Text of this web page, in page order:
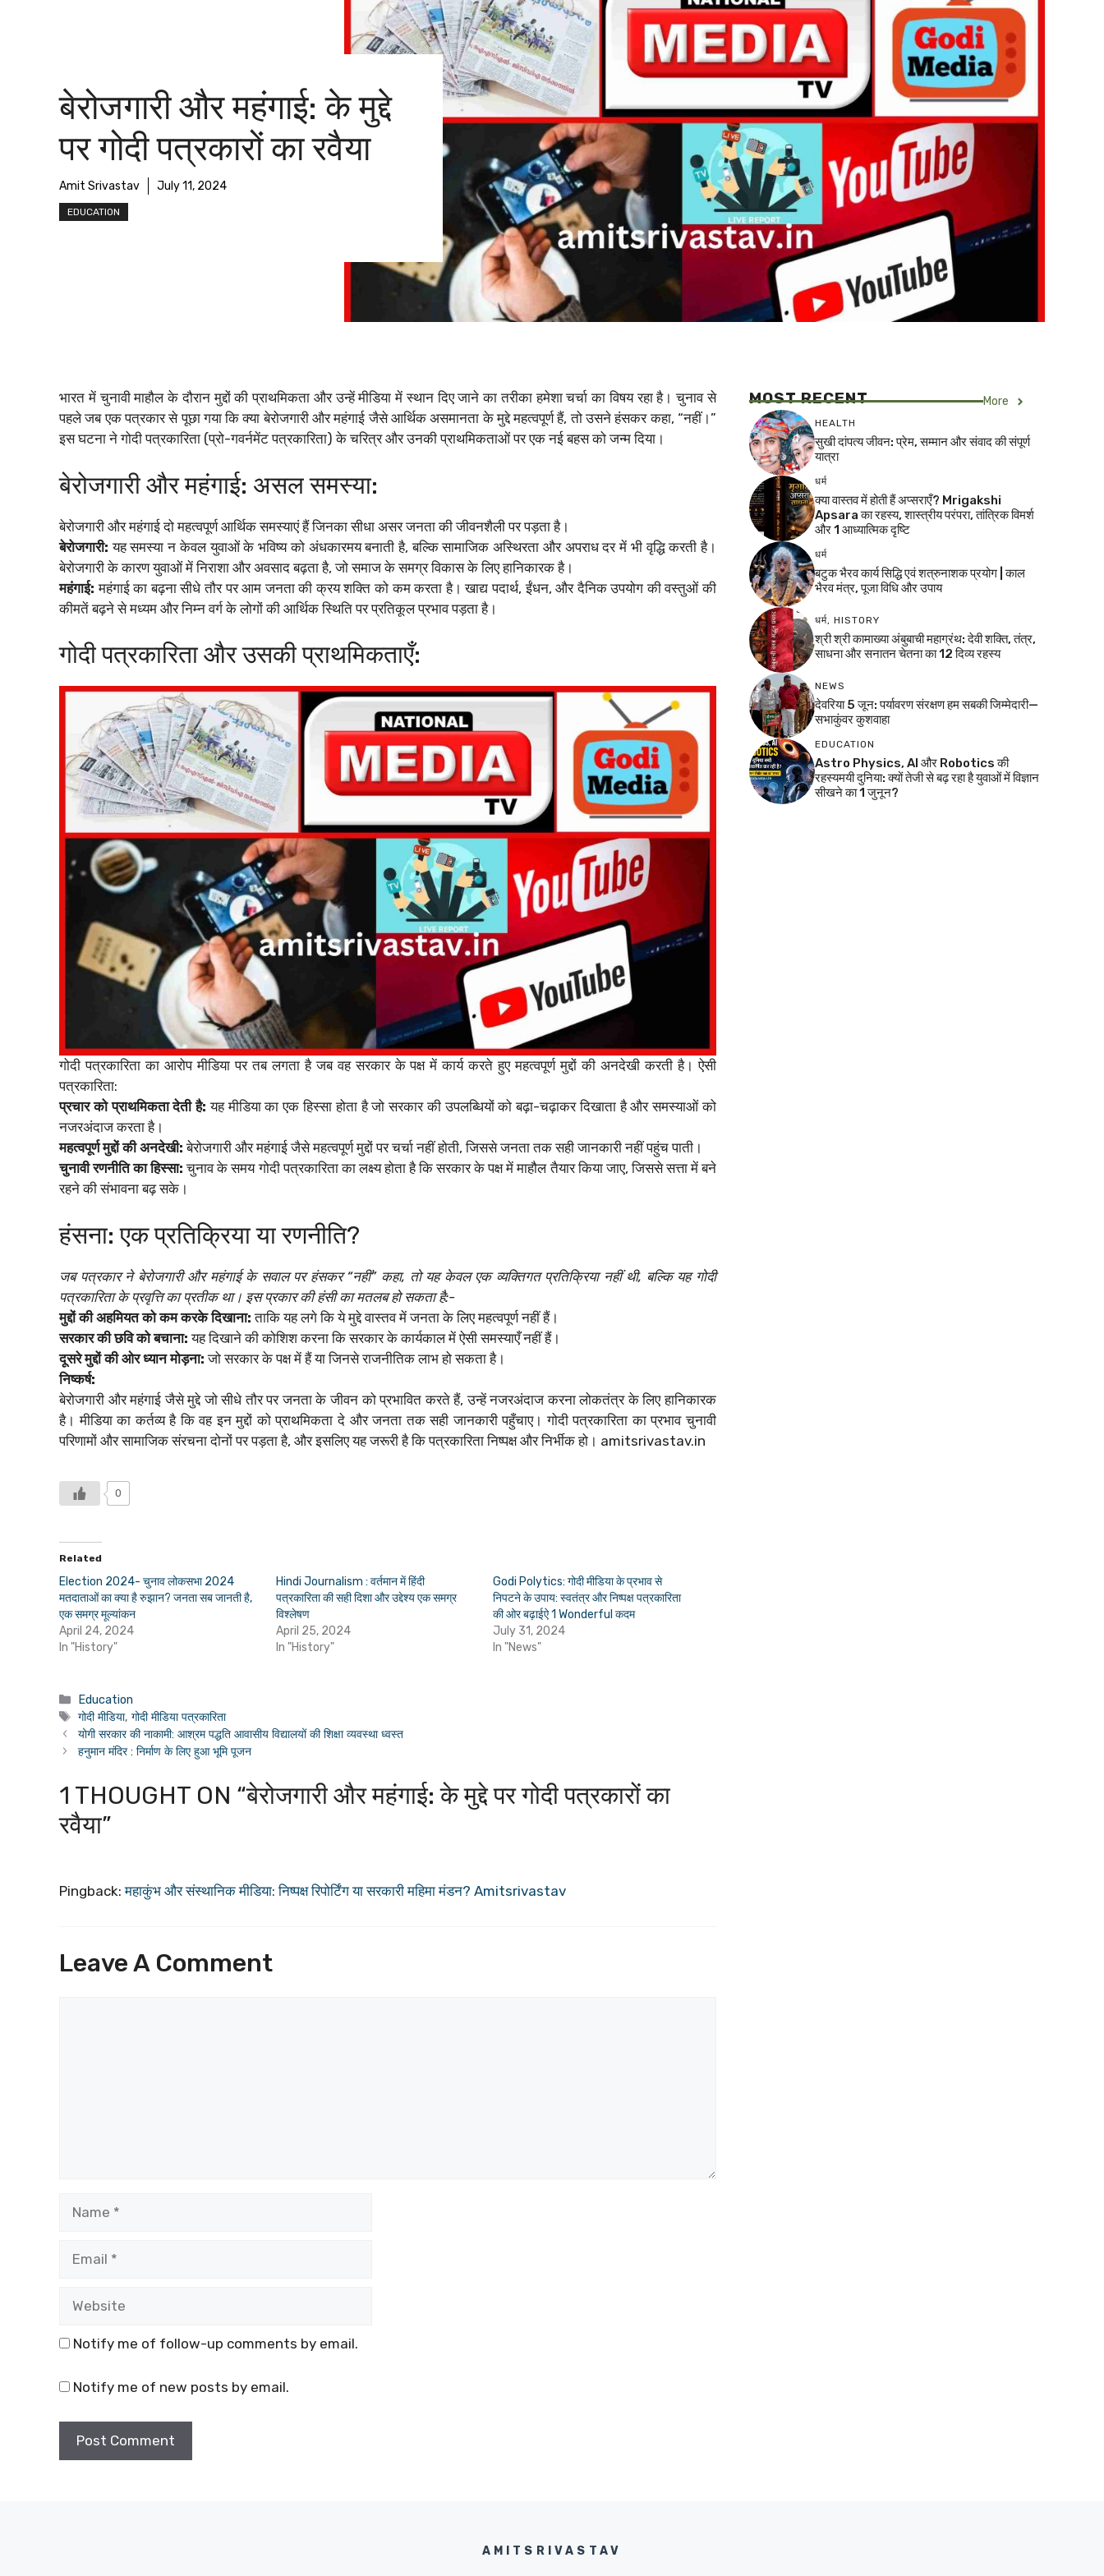
बेरोजगारी और महंगाई: के मुद्दे
पर गोदी पत्रकारों का रवैया
Amit Srivastav July 11, 2024
EDUCATION
भारत में चुनावी माहौल के दौरान मुद्दों की प्राथमिकता और उन्हें मीडिया में स्थान दिए जाने का तरीका हमेशा चर्चा का विषय रहा है। चुनाव से
पहले जब एक पत्रकार से पूछा गया कि क्या बेरोजगारी और महंगाई जैसे आर्थिक असमानता के मुद्दे महत्वपूर्ण हैं, तो उसने हंसकर कहा, “नहीं।”
इस घटना ने गोदी पत्रकारिता (प्रो-गवर्नमेंट पत्रकारिता) के चरित्र और उनकी प्राथमिकताओं पर एक नई बहस को जन्म दिया।
बेरोजगारी और महंगाई: असल समस्या:
बेरोजगारी और महंगाई दो महत्वपूर्ण आर्थिक समस्याएं हैं जिनका सीधा असर जनता की जीवनशैली पर पड़ता है।
बेरोजगारी:यह समस्या न केवल युवाओं के भविष्य को अंधकारमय बनाती है, बल्कि सामाजिक अस्थिरता और अपराध दर में भी वृद्धि करती है।
बेरोजगारी के कारण युवाओं में निराशा और अवसाद बढ़ता है, जो समाज के समग्र विकास के लिए हानिकारक है।
महंगाई:महंगाई का बढ़ना सीधे तौर पर आम जनता की क्रय शक्ति को कम करता है। खाद्य पदार्थ, ईंधन, और दैनिक उपयोग की वस्तुओं की
कीमतें बढ़ने से मध्यम और निम्न वर्ग के लोगों की आर्थिक स्थिति पर प्रतिकूल प्रभाव पड़ता है।
गोदी पत्रकारिता और उसकी प्राथमिकताएँ:
गोदी पत्रकारिता का आरोप मीडिया पर तब लगता है जब वह सरकार के पक्ष में कार्य करते हुए महत्वपूर्ण मुद्दों की अनदेखी करती है। ऐसी
पत्रकारिता:
प्रचार को प्राथमिकता देती है: यह मीडिया का एक हिस्सा होता है जो सरकार की उपलब्धियों को बढ़ा-चढ़ाकर दिखाता है और समस्याओं को
नजरअंदाज करता है।
महत्वपूर्ण मुद्दों की अनदेखी:बेरोजगारी और महंगाई जैसे महत्वपूर्ण मुद्दों पर चर्चा नहीं होती, जिससे जनता तक सही जानकारी नहीं पहुंच पाती।
चुनावी रणनीति का हिस्सा:चुनाव के समय गोदी पत्रकारिता का लक्ष्य होता है कि सरकार के पक्ष में माहौल तैयार किया जाए, जिससे सत्ता में बने
रहने की संभावना बढ़ सके।
हंसना: एक प्रतिक्रिया या रणनीति?
जब पत्रकार ने बेरोजगारी और महंगाई के सवाल पर हंसकर “नहीं” कहा, तो यह केवल एक व्यक्तिगत प्रतिक्रिया नहीं थी, बल्कि यह गोदी
पत्रकारिता के प्रवृत्ति का प्रतीक था। इस प्रकार की हंसी का मतलब हो सकता है:-
मुद्दों की अहमियत को कम करके दिखाना:ताकि यह लगे कि ये मुद्दे वास्तव में जनता के लिए महत्वपूर्ण नहीं हैं।
सरकार की छवि को बचाना:यह दिखाने की कोशिश करना कि सरकार के कार्यकाल में ऐसी समस्याएँ नहीं हैं।
दूसरे मुद्दों की ओर ध्यान मोड़ना: जो सरकार के पक्ष में हैं या जिनसे राजनीतिक लाभ हो सकता है।
निष्कर्ष:
बेरोजगारी और महंगाई जैसे मुद्दे जो सीधे तौर पर जनता के जीवन को प्रभावित करते हैं, उन्हें नजरअंदाज करना लोकतंत्र के लिए हानिकारक
है। मीडिया का कर्तव्य है कि वह इन मुद्दों को प्राथमिकता दे और जनता तक सही जानकारी पहुँचाए। गोदी पत्रकारिता का प्रभाव चुनावी
परिणामों और सामाजिक संरचना दोनों पर पड़ता है, और इसलिए यह जरूरी है कि पत्रकारिता निष्पक्ष और निर्भीक हो। amitsrivastav.in
0
Related
Election 2024- चुनाव लोकसभा 2024
मतदाताओं का क्या है रुझान? जनता सब जानती है,
एक समग्र मूल्यांकन
April 24, 2024
In "History"
Hindi Journalism : वर्तमान में हिंदी
पत्रकारिता की सही दिशा और उद्देश्य एक समग्र
विश्लेषण
April 25, 2024
In "History"
Godi Polytics: गोदी मीडिया के प्रभाव से
निपटने के उपाय: स्वतंत्र और निष्पक्ष पत्रकारिता
की ओर बढ़ाईऐ 1 Wonderful कदम
July 31, 2024
In "News"
Categories
Education
Tags
गोदी मीडिया,गोदी मीडिया पत्रकारिता
योगी सरकार की नाकामी: आश्रम पद्धति आवासीय विद्यालयों की शिक्षा व्यवस्था ध्वस्त
हनुमान मंदिर : निर्माण के लिए हुआ भूमि पूजन
1 THOUGHT ON “बेरोजगारी और महंगाई: के मुद्दे पर गोदी पत्रकारों का
रवैया”
Pingback:महाकुंभ और संस्थानिक मीडिया: निष्पक्ष रिपोर्टिंग या सरकारी महिमा मंडन? Amitsrivastav
Leave A Comment
Notify me of follow-up comments by email.
Notify me of new posts by email.
MOST RECENT More
HEALTH
सुखी दांपत्य जीवन: प्रेम, सम्मान और संवाद की संपूर्ण
यात्रा
धर्म
क्या वास्तव में होती हैं अप्सराएँ? Mrigakshi
Apsara का रहस्य, शास्त्रीय परंपरा, तांत्रिक विमर्श
और 1 आध्यात्मिक दृष्टि
धर्म
बटुक भैरव कार्य सिद्धि एवं शत्रुनाशक प्रयोग | काल
भैरव मंत्र, पूजा विधि और उपाय
धर्म, HISTORY
श्री श्री कामाख्या अंबुबाची महाग्रंथ: देवी शक्ति, तंत्र,
साधना और सनातन चेतना का 12 दिव्य रहस्य
NEWS
देवरिया 5 जून: पर्यावरण संरक्षण हम सबकी जिम्मेदारी—
सभाकुंवर कुशवाहा
EDUCATION
Astro Physics, AI और Robotics की
रहस्यमयी दुनिया: क्यों तेजी से बढ़ रहा है युवाओं में विज्ञान
सीखने का 1 जुनून?
AMITSRIVASTAV